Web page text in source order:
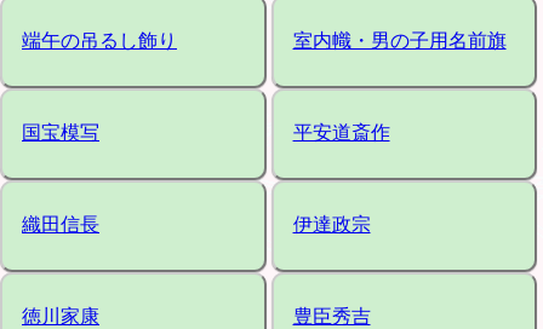
端午の吊るし飾り 室内幟・男の子用名前旗
国宝模写 平安道斎作
織田信長 伊達政宗
徳川家康 豊臣秀吉